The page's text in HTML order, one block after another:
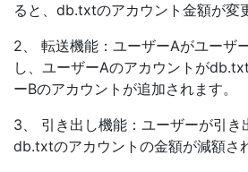
ると、db.txtのアカウント金額が変
2、 転送機能：ユーザーAがユーザ
し、ユーザーAのアカウントが
ーBのアカウントが追加されます。
3、 引き出し機能：ユーザーが引き
db.txtのアカウントの金額が減額さ